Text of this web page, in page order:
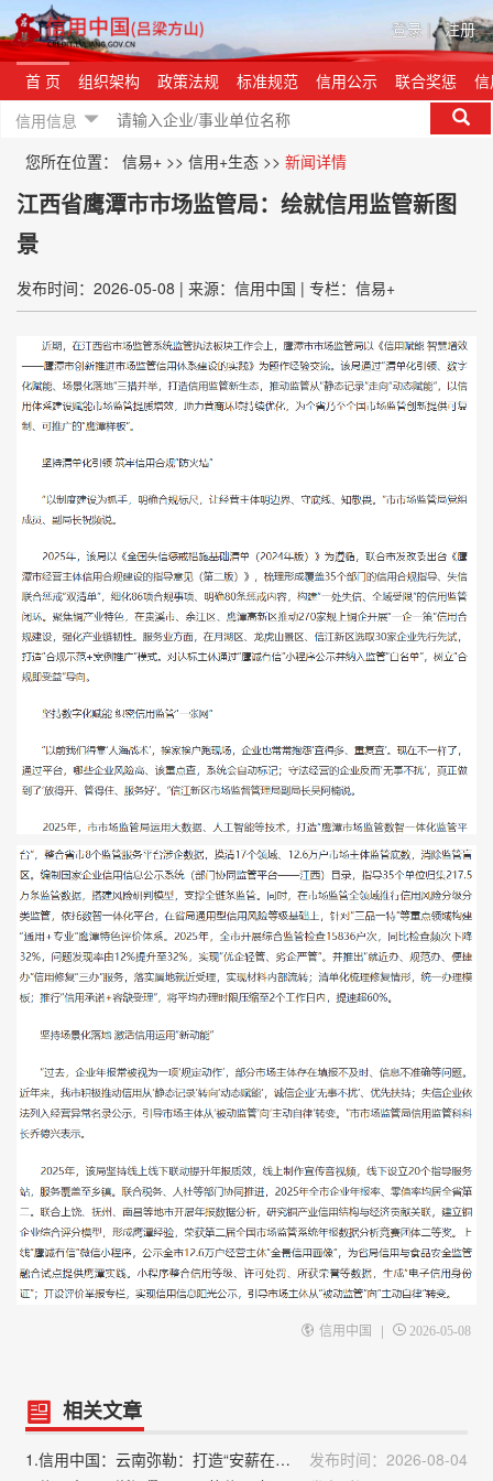
登录 | 注册
首 页 组织架构 政策法规 标准规范 信用公示 联合奖惩
信用信息
您所在位置： 信易+ >> 信用+生态 >> 新闻详情
江西省鹰潭市市场监管局：绘就信用监管新图
景
发布时间：2026-05-08 | 来源：信用中国 | 专栏：信易+
信用中国 | 2026-05-08
相关文章
1.信用中国：云南弥勒：打造“安薪在弥”服务品牌 数字化监管夯实诚信用工根基
发布时间：2026-08-04